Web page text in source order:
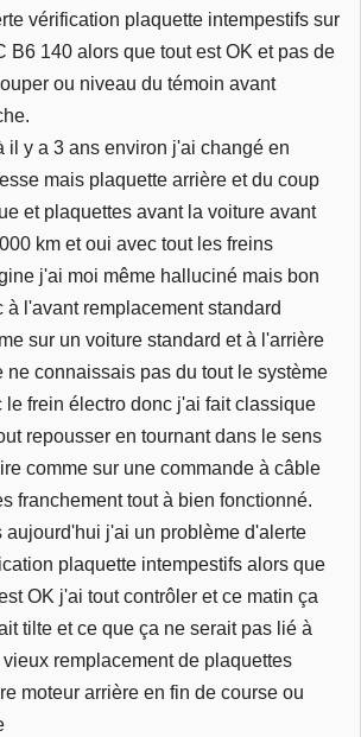
vérification plaquette intempestifs sur
B6 140 alors que tout est OK et pas de
ou niveau du témoin avant
il y a 3 ans environ j'ai changé en
mais plaquette arrière et du coup
et plaquettes avant la voiture avant
km et oui avec tout les freins
j'ai moi même halluciné mais bon
à l'avant remplacement standard
sur un voiture standard et à l'arrière
ne connaissais pas du tout le système
le frein électro donc j'ai fait classique
repousser en tournant dans le sens
comme sur une commande à câble
franchement tout à bien fonctionné.
aujourd'hui j'ai un problème d'alerte
plaquette intempestifs alors que
OK j'ai tout contrôler et ce matin ça
tilte et ce que ça ne serait pas lié à
vieux remplacement de plaquettes
moteur arrière en fin de course ou